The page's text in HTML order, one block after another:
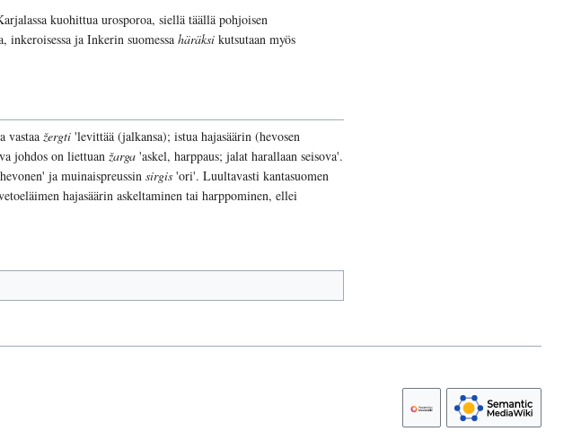
kuohittua urosporoa, siellä täällä pohjoisen
inkeroisessa ja Inkerin suomessa häräksi kutsutaan myös
vastaa žergti 'levittää (jalkansa); istua hajasäärin (hevosen
johdos on liettuan žarga 'askel, harppaus; jalat harallaan seisova'.
ja muinaispreussin sirgis 'ori'. Luultavasti kantasuomen
hajasäärin askeltaminen tai harppominen, ellei